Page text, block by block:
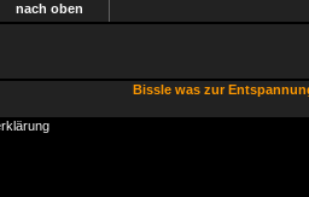
nach oben
Bissle was zur